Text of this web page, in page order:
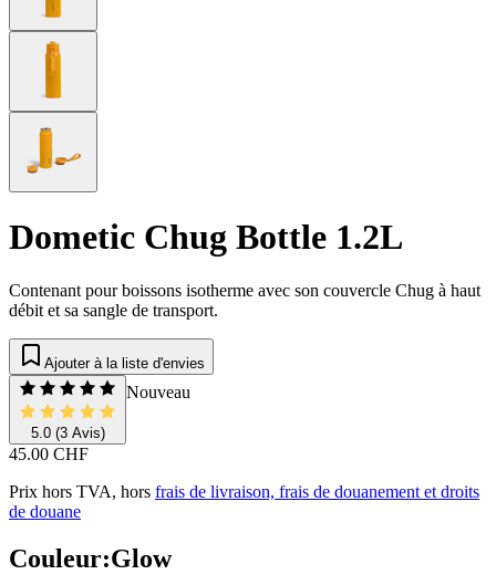
Dometic Chug Bottle 1.2L
Contenant pour boissons isotherme avec son couvercle Chug à haut
débit et sa sangle de transport.
Ajouter à la liste d'envies
5.0(3 Avis)
Nouveau
45.00 CHF
Prix hors TVA, hors frais de livraison, frais de douanement et droits
de douane
Couleur:Glow